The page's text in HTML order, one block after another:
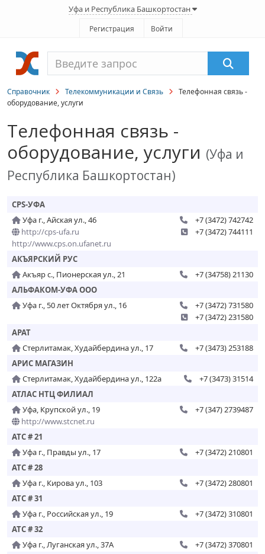
Уфа и Республика Башкортостан
Регистрация Войти
Справочник Телекоммуникации и Связь
Телефонная связь -
оборудование, услуги
Телефонная связь -
оборудование, услуги (Уфа и
Республика Башкортостан)
CPS-УФА
Уфа г., Айская ул., 46
http://cps-ufa.ru
http://www.cps.on.ufanet.ru
+7 (3472) 742742
+7 (3472) 744111
АКЪЯРСКИЙ РУС
Акъяр с., Пионерская ул., 21
+7 (34758) 21130
АЛЬФАКОМ-УФА ООО
Уфа г., 50 лет Октября ул., 16
+7 (3472) 731580
+7 (3472) 231580
АРАТ
Стерлитамак, Худайбердина ул., 17
+7 (3473) 253188
АРИС МАГАЗИН
Стерлитамак, Худайбердина ул., 122а
+7 (3473) 31514
АТЛАС НТЦ ФИЛИАЛ
Уфа, Крупской ул., 19
http://www.stcnet.ru
+7 (347) 2739487
АТС # 21
Уфа г., Правды ул., 17
+7 (3472) 210801
АТС # 28
Уфа г., Кирова ул., 103
+7 (3472) 280801
АТС # 31
Уфа г., Российская ул., 19
+7 (3472) 310801
АТС # 32
Уфа г., Луганская ул., 37А
+7 (3472) 370801